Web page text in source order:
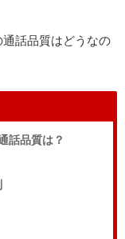
話品質はどうなの
話品質は？